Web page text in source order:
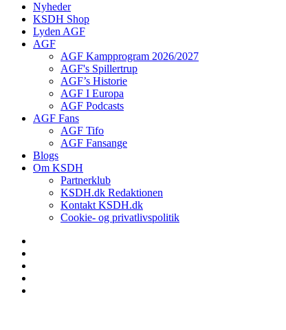
Nyheder
KSDH Shop
Lyden AGF
AGF
AGF Kampprogram 2026/2027
AGF's Spillertrup
AGF’s Historie
AGF I Europa
AGF Podcasts
AGF Fans
AGF Tifo
AGF Fansange
Blogs
Om KSDH
Partnerklub
KSDH.dk Redaktionen
Kontakt KSDH.dk
Cookie- og privatlivspolitik